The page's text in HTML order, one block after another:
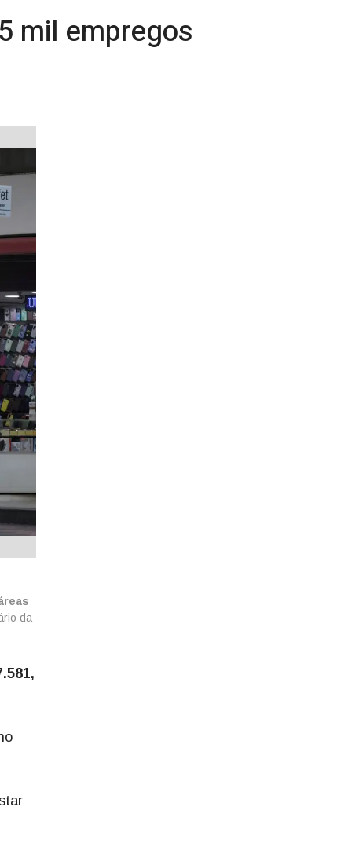
mil empregos
da